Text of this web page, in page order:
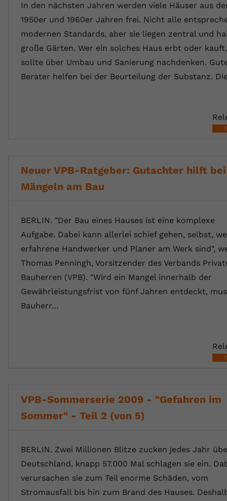
In den nächsten Jahren werden viele Häuser aus
1950er und 1960er Jahren frei. Nicht alle
modernen Standards, aber sie liegen zentral und
große Gärten. Wer ein solches Haus erbt oder
sollte über Umbau und Sanierung nachdenken.
Berater helfen bei der Beurteilung der Substanz.
Neuer VPB-Ratgeber: Gutachter hilft bei
Mängeln am Bau
BERLIN. "Der Bau eines Hauses ist eine komplexe
Aufgabe. Dabei kann allerlei schief gehen, selbst,
erfahrene Handwerker und Planer am Werk sind",
Thomas Penningh, Vorsitzender des Verbands
Bauherren (VPB). "Wird ein Mangel innerhalb der
Gewährleistungsfrist von fünf Jahren entdeckt,
Bauherr…
VPB-Sommerserie 2009 - "Gefahren im
Sommer" - Teil 2 (von 5)
BERLIN. Zwei Millionen Blitze zucken jedes Jahr
Deutschland, knapp 57.000 Mal schlagen sie ein.
verursachen sie zum Teil enorme Schäden, vom
Stromausfall bis hin zum Brand des Hauses.